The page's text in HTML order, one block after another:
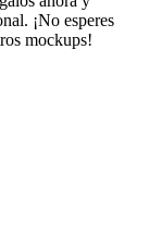
¡No esperes
mockups!